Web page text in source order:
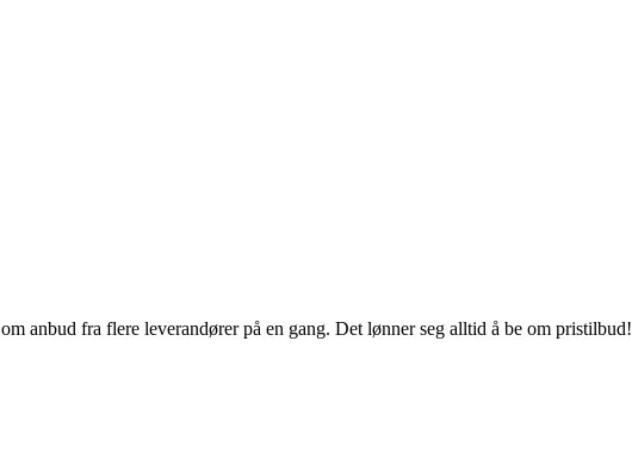
anbud fra flere leverandører på en gang. Det lønner seg alltid å be om pristilbud!